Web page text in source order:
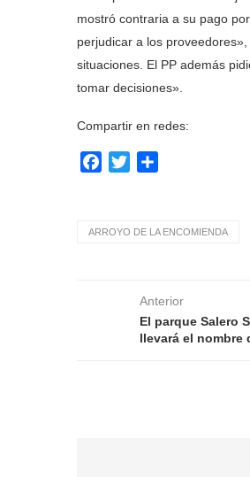
mostró contraria a su pago
perjudicar a los
situaciones. El PP además
tomar decisiones».
Compartir en redes:
Facebook
Twitter
ARROYO DE LA ENCOMIENDA
Anterior
El parque Salero
llevará el nombre